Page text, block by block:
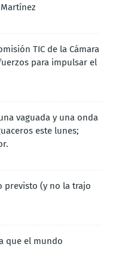
TIC de la Cámara
para impulsar el
vaguada y una onda
este lunes;
previsto (y no la trajo
que el mundo